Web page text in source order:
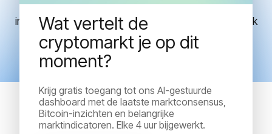
Wat vertelt de
cryptomarkt je op dit
moment?
Krijg gratis toegang tot ons AI-gestuurde
dashboard met de laatste marktconsensus,
Bitcoin-inzichten en belangrijke
marktindicatoren. Elke 4 uur bijgewerkt.
volledige transparantie te bieden, zodat jouw
investeringservaring zo voorspelbaar en overzichtelijk
mogelijk is.